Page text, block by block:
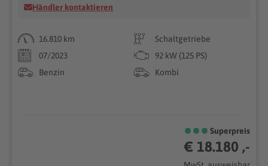
Händler kontaktieren
16.810 km
Schaltgetriebe
07/2023
92 kW (125 PS)
Benzin
Kombi
Superpreis
€ 18.180 ,-